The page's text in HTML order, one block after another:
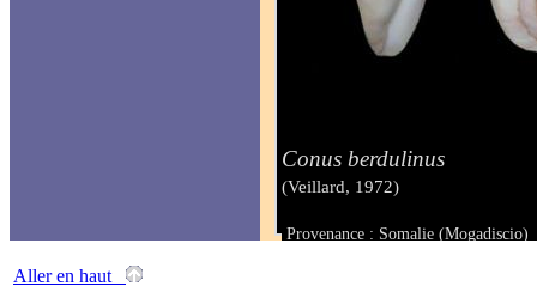
Conus berdulinus
(Veillard, 1972)
Provenance : Somalie (Mogadiscio)
Aller en haut